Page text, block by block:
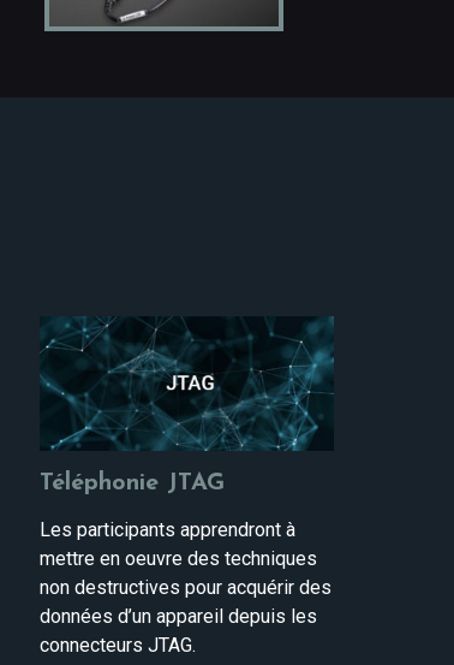
Téléphonie JTAG
Les participants apprendront à
mettre en oeuvre des techniques
non destructives pour acquérir des
données d’un appareil depuis les
connecteurs JTAG.